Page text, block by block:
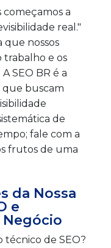
começamos a
real."
que nossos
trabalho e os
SEO BR é a
que buscam
de
fale com a
frutos de uma
da Nossa
e
Negócio
técnico de SEO?